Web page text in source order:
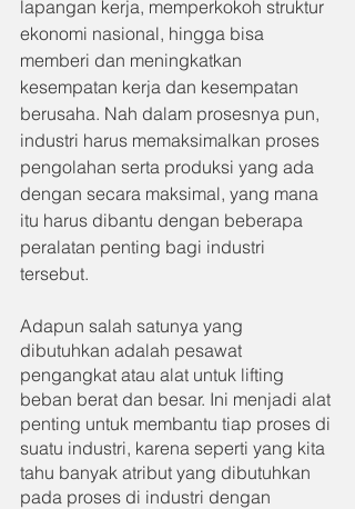
lapangan kerja, memperkokoh struktur
ekonomi nasional, hingga bisa
memberi dan meningkatkan
kesempatan kerja dan kesempatan
berusaha. Nah dalam prosesnya pun,
industri harus memaksimalkan proses
pengolahan serta produksi yang ada
dengan secara maksimal, yang mana
itu harus dibantu dengan beberapa
peralatan penting bagi industri
tersebut.
Adapun salah satunya yang
dibutuhkan adalah pesawat
pengangkat atau alat untuk lifting
beban berat dan besar. Ini menjadi alat
penting untuk membantu tiap proses di
suatu industri, karena seperti yang kita
tahu banyak atribut yang dibutuhkan
pada proses di industri dengan